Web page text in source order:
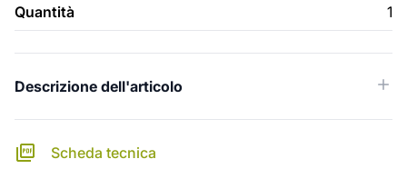
Quantità 1
Descrizione dell'articolo
Scheda tecnica